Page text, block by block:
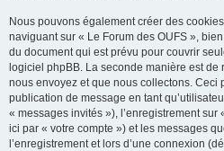
Nous pouvons également créer des
naviguant sur « Le Forum des OUFS »,
du document qui est prévu pour couvrir
logiciel phpBB. La seconde manière est de
nous envoyez et que nous collectons. Ceci
publication de message en tant
« messages invités »), l’enregistrement
ici par « votre compte ») et les messages
l’enregistrement et lors d’une connexion